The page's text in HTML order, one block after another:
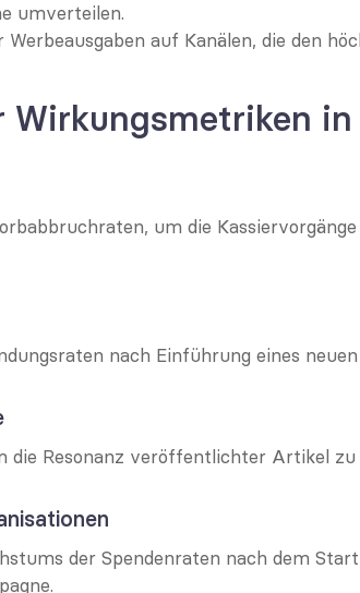
umverteilen.
Werbeausgaben auf Kanälen, die den
Wirkungsmetriken
um die
nach Einführung eines
die Resonanz veröffentlichter Artikel zu
der Spendenraten nach dem